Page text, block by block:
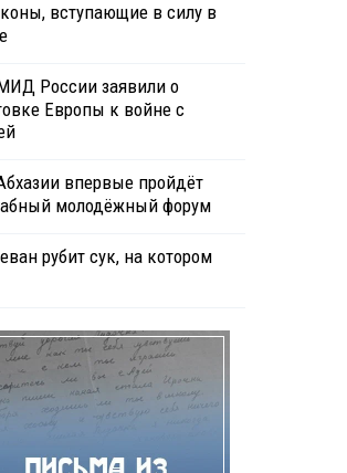
вступающие в силу в
России заявили о
Европы к войне с
впервые пройдёт
молодёжный форум
рубит сук, на котором